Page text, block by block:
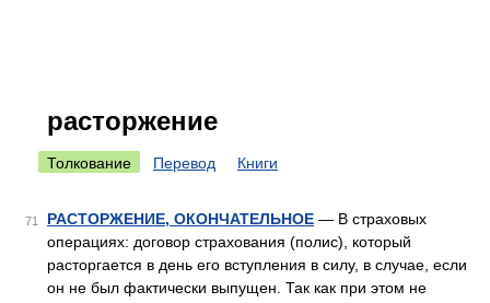
расторжение
Толкование Перевод Книги
71 РАСТОРЖЕНИЕ, ОКОНЧАТЕЛЬНОЕ — В страховых
операциях: договор страхования (полис), который
расторгается в день его вступления в силу, в случае, если
он не был фактически выпущен. Так как при этом не